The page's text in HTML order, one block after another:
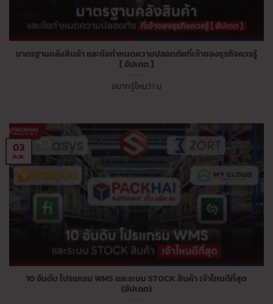
มาตรฐานคลังสินค้า และข้อกำหนดความปลอดภัยที่เจ้าของธุรกิจควรรู้
[ อัปเดต ]
อยากรู้ไหมว่า ม
10 อันดับ โปรแกรม WMS และระบบ STOCK สินค้า เจ้าไหนดีที่สุด
(อัปเดต)
03
ก.พ.